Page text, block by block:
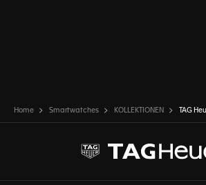
Home Smartwatches KOLLEKTIONEN TAG